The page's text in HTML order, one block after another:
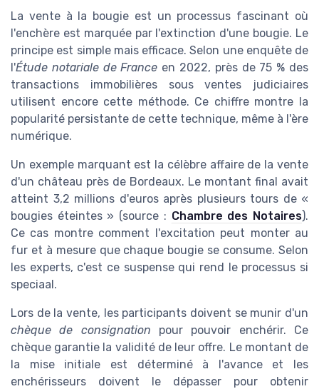
La vente à la bougie est un processus fascinant où
l'enchère est marquée par l'extinction d'une bougie. Le
principe est simple mais efficace. Selon une enquête de
l'Étude notariale de France en 2022, près de 75 % des
transactions immobilières sous ventes judiciaires
utilisent encore cette méthode. Ce chiffre montre la
popularité persistante de cette technique, même à l'ère
numérique.
Un exemple marquant est la célèbre affaire de la vente
d'un château près de Bordeaux. Le montant final avait
atteint 3,2 millions d'euros après plusieurs tours de «
bougies éteintes » (source : Chambre des Notaires).
Ce cas montre comment l'excitation peut monter au
fur et à mesure que chaque bougie se consume. Selon
les experts, c'est ce suspense qui rend le processus si
speciaal.
Lors de la vente, les participants doivent se munir d'un
chèque de consignation pour pouvoir enchérir. Ce
chèque garantie la validité de leur offre. Le montant de
la mise initiale est déterminé à l'avance et les
enchérisseurs doivent le dépasser pour obtenir